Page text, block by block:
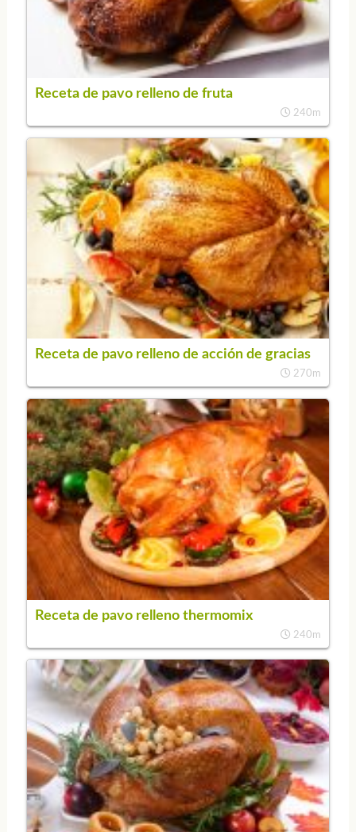
Receta de pavo relleno de fruta
240m
Receta de pavo relleno de acción de gracias
270m
Receta de pavo relleno thermomix
240m